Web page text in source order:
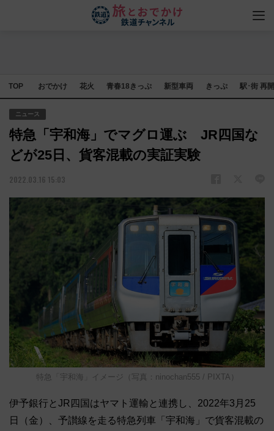
TOP おでかけ 花火 青春18きっぷ 新型車両 きっぷ 駅･街 再
ニュース
特急「宇和海」でマグロ運ぶ JR四国な
どが25日、貨客混載の実証実験
2022.03.16 15:03
特急「宇和海」イメージ（写真：ninochan555 / PIXTA）
伊予銀行とJR四国はヤマト運輸と連携し、2022年3月25
日（金）、予讃線を走る特急列車「宇和海」で貨客混載の